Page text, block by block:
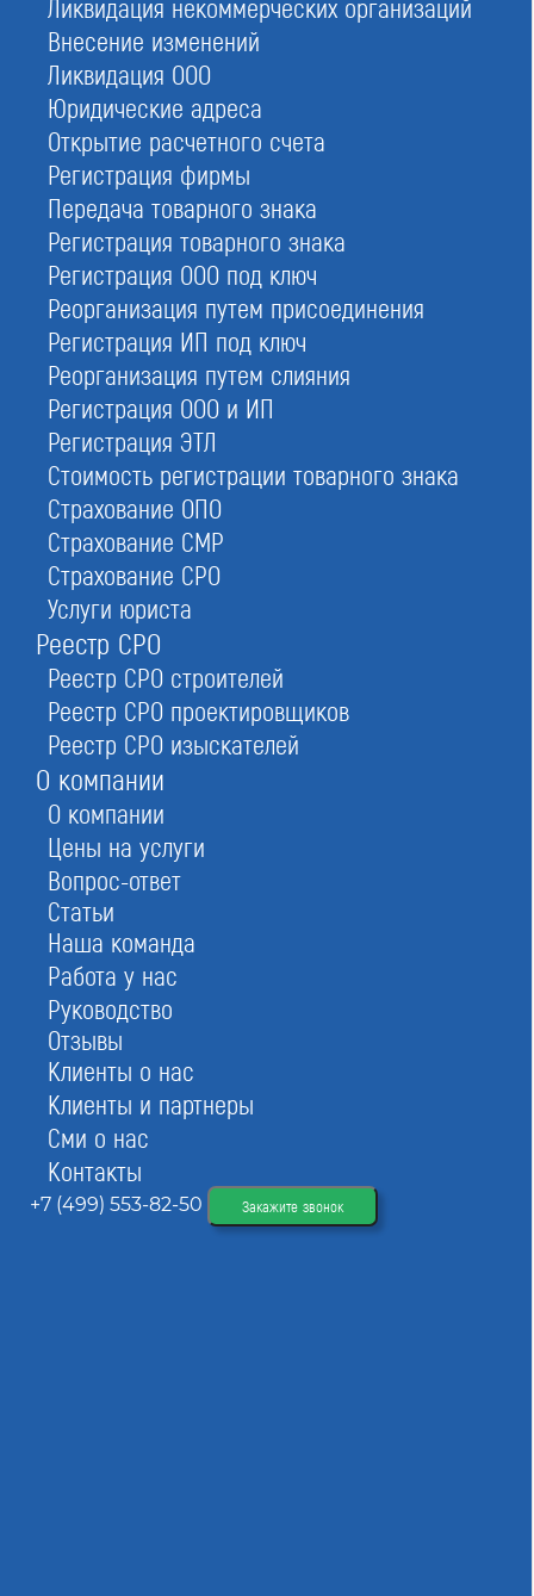
Ликвидация некоммерческих организаций
Внесение изменений
Ликвидация ООО
Юридические адреса
Открытие расчетного счета
Регистрация фирмы
Передача товарного знака
Регистрация товарного знака
Регистрация ООО под ключ
Реорганизация путем присоединения
Регистрация ИП под ключ
Реорганизация путем слияния
Регистрация ООО и ИП
Регистрация ЭТЛ
Стоимость регистрации товарного знака
Страхование ОПО
Страхование СМР
Страхование СРО
Услуги юриста
Реестр СРО
Реестр СРО строителей
Реестр СРО проектировщиков
Реестр СРО изыскателей
О компании
О компании
Цены на услуги
Вопрос-ответ
Статьи
Наша команда
Работа у нас
Руководство
Отзывы
Клиенты о нас
Клиенты и партнеры
Сми о нас
Контакты
+7 (499) 553-82-50 Закажите звонок
портале Ростехнадзора. Это объединенная база
данных, включающая строительные и
изыскательско-проектировочные союзы.
Только строительные СРО
национальной ассоциацией НОСТРОЙ.
Реестр по профилю проектирования и
изысканийведет нацобъединение НОПРИЗ —
проектировщиков / изыскателей.
Обязанность по ведению госреестра возложена на
Федеральную службу по экологическому,
технологическому и атомному надзору
(Ростехнадзор).
Стать членом реестра строителей и получить
свидетельство
Заказать
персональных данных.